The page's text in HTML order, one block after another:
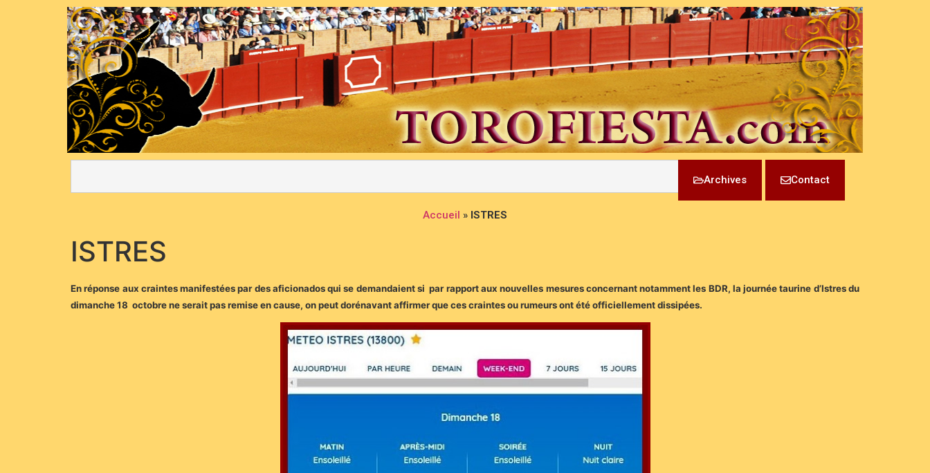
Archives Contact
Accueil » ISTRES
ISTRES
En réponse aux craintes manifestées par des aficionados qui se demandaient si par rapport aux nouvelles mesures concernant notamment les BDR, la journée taurine d’Istres du
dimanche 18 octobre ne serait pas remise en cause, on peut dorénavant affirmer que ces craintes ou rumeurs ont été officiellement dissipées.